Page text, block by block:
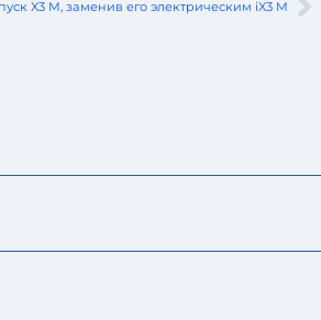
X3 M, заменив его электрическим iX3 M